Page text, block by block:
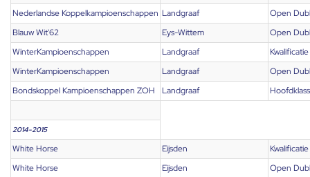
Nederlandse Koppelkampioenschappen Landgraaf
Open
Blauw Wit'62
Eys-Wittem
Open
WinterKampioenschappen
Landgraaf
Kwalificatie
WinterKampioenschappen
Landgraaf
Open
Bondskoppel Kampioenschappen ZOH
Landgraaf
2014-2015
White Horse Eijsden
Kwalificatie
White Horse
Eijsden
Open